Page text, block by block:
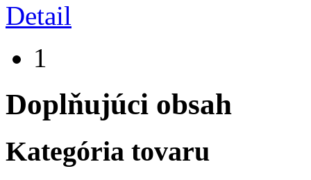
Detail
1
Doplňujúci obsah
Kategória tovaru